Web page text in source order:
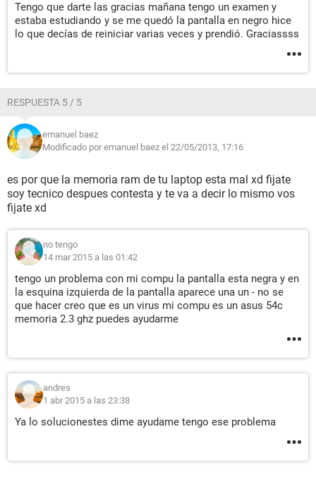
Tengo que darte las gracias mañana tengo un examen y
estaba estudiando y se me quedó la pantalla en negro hice
lo que decías de reiniciar varias veces y prendió. Graciassss
RESPUESTA 5 / 5
emanuel baez
Modificado por emanuel baez el 22/05/2013, 17:16
es por que la memoria ram de tu laptop esta mal xd fijate
soy tecnico despues contesta y te va a decir lo mismo vos
fijate xd
no tengo
14 mar 2015 a las 01:42
tengo un problema con mi compu la pantalla esta negra y en
la esquina izquierda de la pantalla aparece una un - no se
que hacer creo que es un virus mi compu es un asus 54c
memoria 2.3 ghz puedes ayudarme
andres
1 abr 2015 a las 23:38
Ya lo solucionestes dime ayudame tengo ese problema